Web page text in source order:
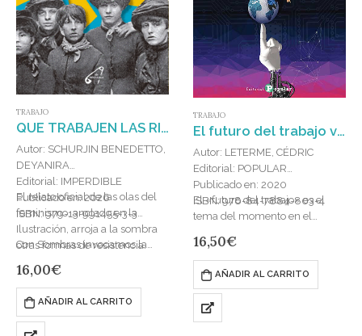
TRABAJO
QUE TRABAJEN LAS RICAS
Autor: SCHURJIN BENEDETTO,
DEYANIRA
Editorial: IMPERDIBLE
Publicado en: 2026
ISBN: 979-13-991455-3-3
El relato oficial de las olas del
feminismo, anclado en la
Ilustración, arroja a la sombra
otras formas de resistencia.
Con Sombras invocamos la…
16,00€
AÑADIR AL CARRITO
TRABAJO
El futuro del trabajo visto desde el Sur : CRÍTICA DE LA CUARTA REVOLUCIÓN INDUSTRIAL
Autor: LETERME, CÉDRIC
Editorial: POPULAR
Publicado en: 2020
ISBN: 978-84-7884-803-4
El «futuro del trabajo» es el
tema del momento en el
«gobernanza global». Casi
todas las organizaciones
internacionales lo han…
16,50€
AÑADIR AL CARRITO